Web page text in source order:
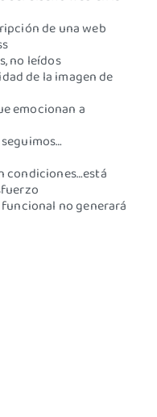
de una web
no leídos
de la imagen de
emocionan a
condiciones…está
no generará